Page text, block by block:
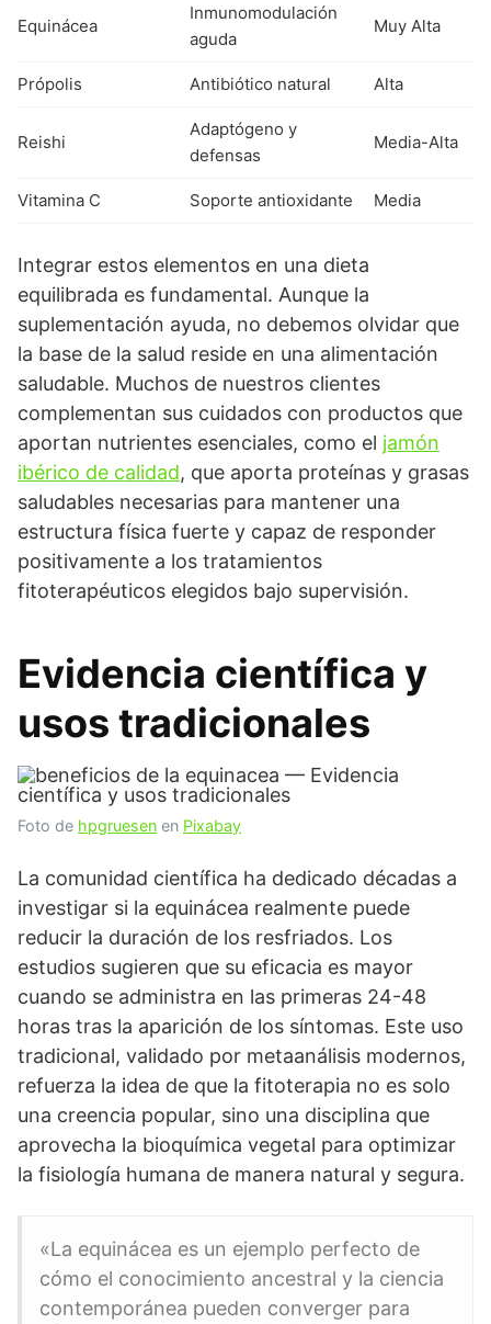
Equinácea
Inmunomodulación
aguda
Muy Alta
Própolis Antibiótico natural Alta
Reishi
Adaptógeno y
defensas
Media-Alta
Vitamina C Soporte antioxidante Media
Integrar estos elementos en una dieta
equilibrada es fundamental. Aunque la
suplementación ayuda, no debemos olvidar que
la base de la salud reside en una alimentación
saludable. Muchos de nuestros clientes
complementan sus cuidados con productos que
aportan nutrientes esenciales, como el jamón
ibérico de calidad, que aporta proteínas y grasas
saludables necesarias para mantener una
estructura física fuerte y capaz de responder
positivamente a los tratamientos
fitoterapéuticos elegidos bajo supervisión.
Evidencia científica y
usos tradicionales
Foto de hpgruesen en Pixabay
La comunidad científica ha dedicado décadas a
investigar si la equinácea realmente puede
reducir la duración de los resfriados. Los
estudios sugieren que su eficacia es mayor
cuando se administra en las primeras 24-48
horas tras la aparición de los síntomas. Este uso
tradicional, validado por metaanálisis modernos,
refuerza la idea de que la fitoterapia no es solo
una creencia popular, sino una disciplina que
aprovecha la bioquímica vegetal para optimizar
la fisiología humana de manera natural y segura.
«La equinácea es un ejemplo perfecto de
cómo el conocimiento ancestral y la ciencia
contemporánea pueden converger para